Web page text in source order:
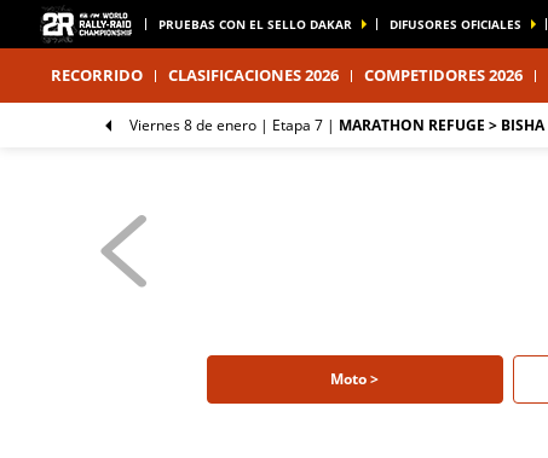
PRUEBAS CON EL SELLO DAKAR DIFUSORES OFICIALES
RECORRIDO CLASIFICACIONES 2026 COMPETIDORES 2026
viernes 8 de enero | Etapa 7 | MARATHON REFUGE > BISHA
Moto >